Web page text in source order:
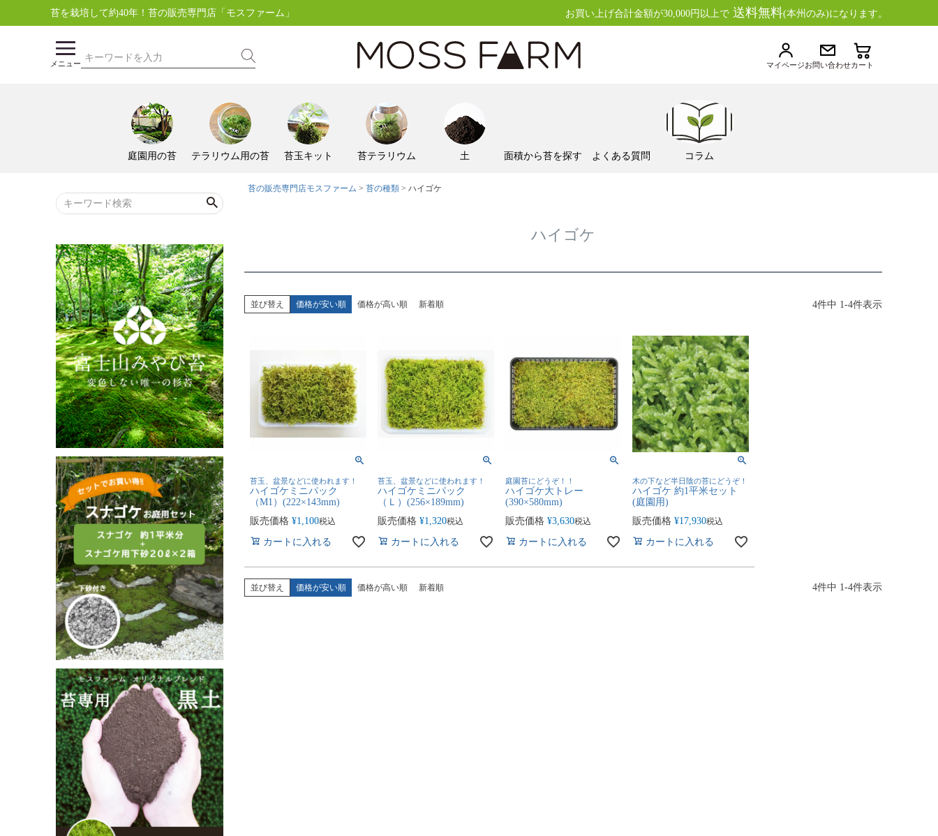
苔を栽培して約40年！苔の販売専門店「モスファーム」 お買い上げ合計金額が30,000円以上で 送料無料(本州のみ)になります。
メニュー マイページお問い合わせカート
庭園用の苔 テラリウム用の苔 苔玉キット 苔テラリウム 土 面積から苔を探す よくある質問 コラム
苔の販売専門店モスファーム 苔の種類 ハイゴケ
ハイゴケ
並び替え 価格が安い順 価格が高い順 新着順 4件中 1-4件表示
苔玉、盆景などに使われます！
ハイゴケミニパック
（M1）(222×143mm)
販売価格 ¥1,100税込
カートに入れる
苔玉、盆景などに使われます！
ハイゴケミニパック
（Ｌ）(256×189mm)
販売価格 ¥1,320税込
カートに入れる
庭園苔にどうぞ！！
ハイゴケ大トレー
(390×580mm)
販売価格 ¥3,630税込
カートに入れる
木の下など半日陰の苔にどうぞ！
ハイゴケ 約1平米セット
(庭園用)
販売価格 ¥17,930税込
カートに入れる
並び替え 価格が安い順 価格が高い順 新着順 4件中 1-4件表示